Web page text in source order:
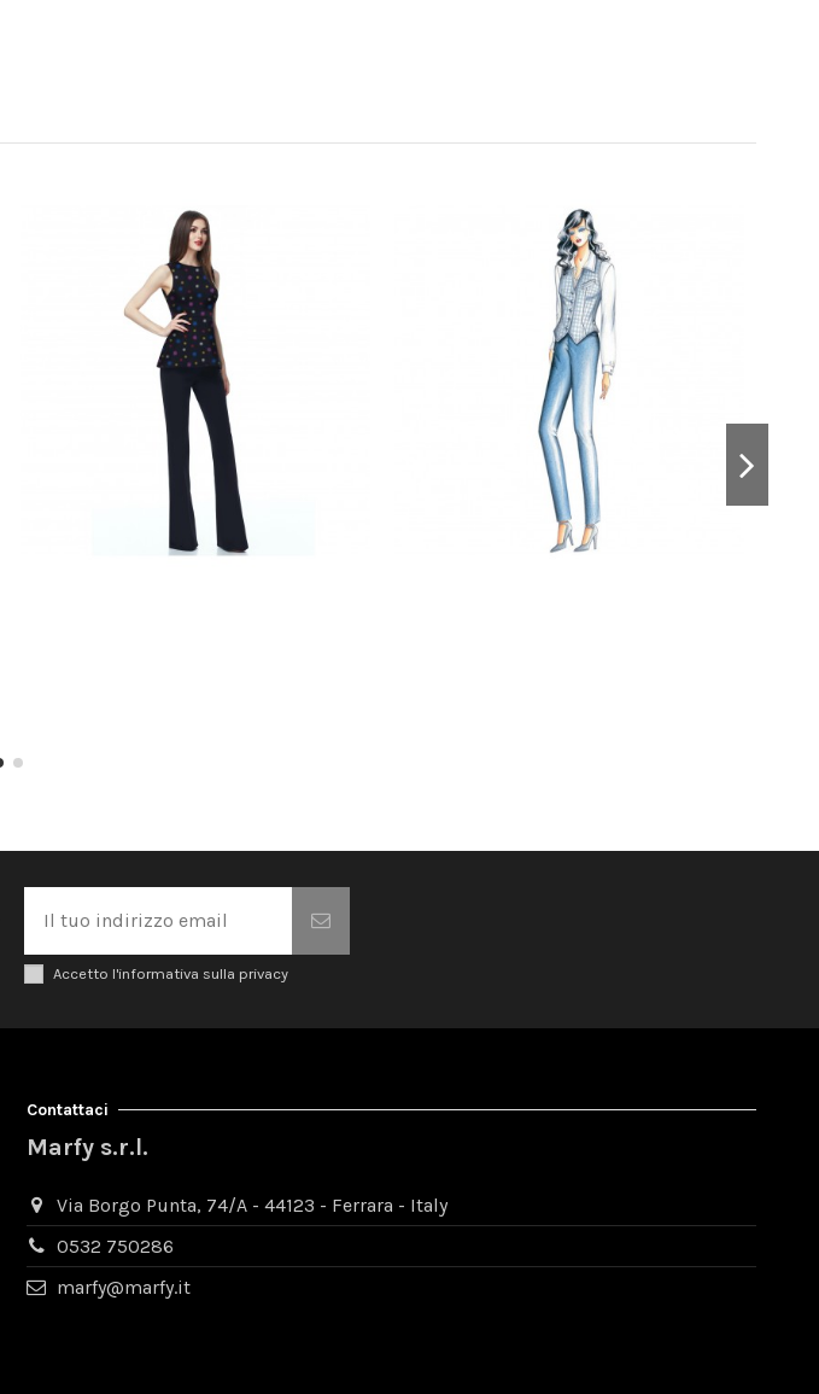
Accetto l'informativa sulla privacy
Contattaci
Marfy s.r.l.
Via Borgo Punta, 74/A - 44123 - Ferrara - Italy
0532 750286
marfy@marfy.it